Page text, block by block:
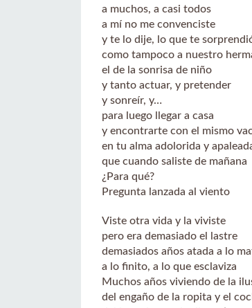
a muchos, a casi todos
a mí no me convenciste
y te lo dije, lo que te
como tampoco a nuestro
el de la sonrisa de niño
y tanto actuar, y pretender
y sonreír, y…
para luego llegar a casa
y encontrarte con el mismo
en tu alma adolorida y
que cuando saliste de mañana
¿Para qué?
Pregunta lanzada al viento
Viste otra vida y la viviste
pero era demasiado el lastre
demasiados años atada a lo
a lo finito, a lo que esclaviza
Muchos años viviendo de la
del engaño de la ropita y el